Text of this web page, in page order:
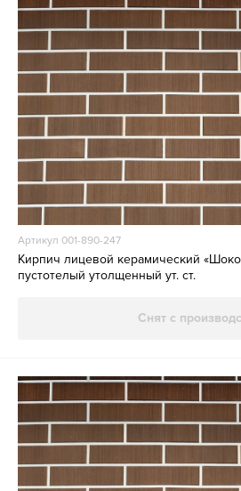
Артикул 001-890-247
Кирпич лицевой керамический
пустотелый утолщенный ут. ст.
Снят с